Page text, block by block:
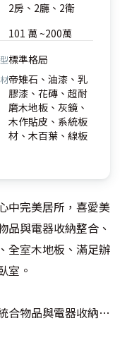
2房、2廳、2衛
101 萬 ~200萬
標準格局
帝雉石、油漆、乳
膠漆、花磚、超耐
磨木地板、灰鏡、
木作貼皮、系統板
材、木百葉、線板
中完美居所，喜愛美
品與電器收納整合、
全室木地板、滿足辦
室。
合物品與電器收納需
區、變更廚房原先
節堆疊出柔雅舒